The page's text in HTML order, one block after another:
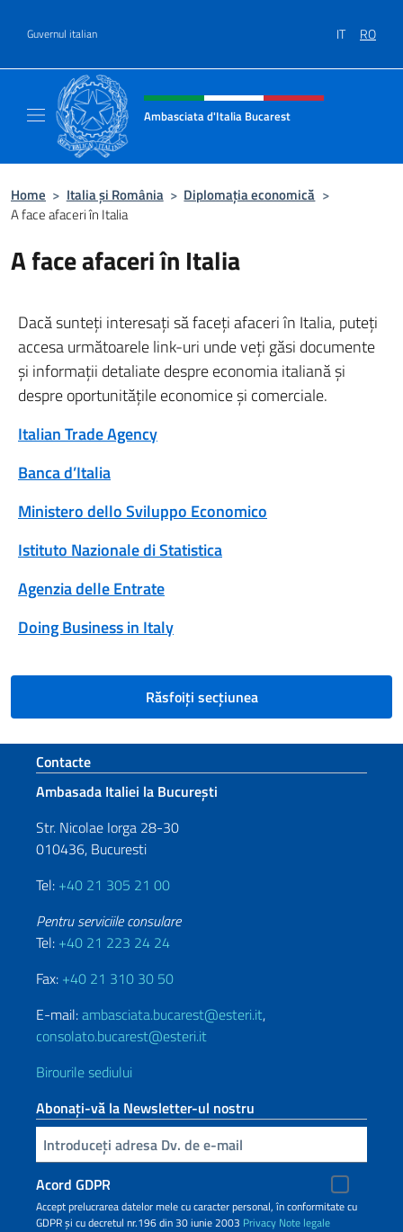
Guvernul italian IT RO
Header, social and menu of site
Ambasciata d'Italia Bucarest
Home > Italia și România > Diplomația economică >
A face afaceri în Italia
A face afaceri în Italia
Dacă sunteţi interesaţi să faceţi afaceri în Italia, puteţi
accesa următoarele link-uri unde veţi găsi documente
şi informaţii detaliate despre economia italiană şi
despre oportunităţile economice şi comerciale.
Italian Trade Agency
Banca d’Italia
Ministero dello Sviluppo Economico
Istituto Nazionale di Statistica
Agenzia delle Entrate
Doing Business in Italy
Răsfoiți secțiunea
Footer section
Contacte
Ambasada Italiei la București
Str. Nicolae Iorga 28-30
010436, Bucuresti
Tel: +40 21 305 21 00
Pentru serviciile consulare
Tel: +40 21 223 24 24
Fax: +40 21 310 30 50
E-mail:ambasciata.bucarest@esteri.it,
consolato.bucarest@esteri.it
Birourile sediului
Abonați-vă la Newsletter-ul nostru
Inserisci la tua email
Acord GDPR
Accept prelucrarea datelor mele cu caracter personal, în conformitate cu
GDPR și cu decretul nr.196 din 30 iunie 2003 Privacy Note legale